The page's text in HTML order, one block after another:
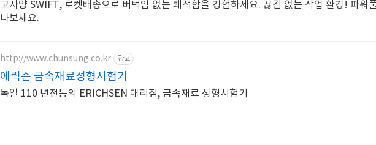
고사양 SWIFT, 로켓배송으로 버벅임 없는 쾌적함을 경험하세요. 끊김 없는 작업 환경! 파워
나보세요.
http://www.chunsung.co.kr 광고
에릭슨 금속재료성형시험기
독일 110 년전통의 ERICHSEN 대리점, 금속재료 성형시험기